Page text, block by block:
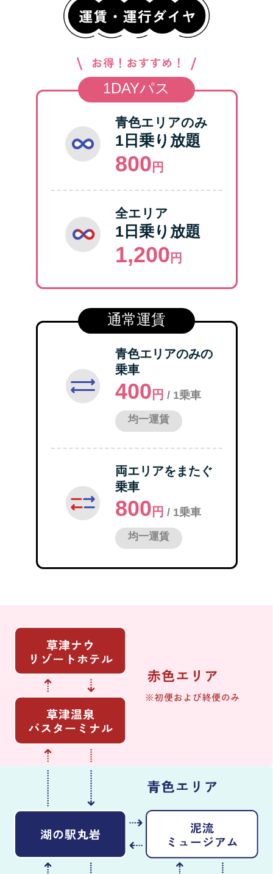
青色エリアのみ
1日乗り放題
800 円
全エリア
1日乗り放題
1,200 円
青色エリアのみの
乗車
400 円 / 1乗車
均一運賃
両エリアをまたぐ
乗車
800 円 / 1乗車
均一運賃